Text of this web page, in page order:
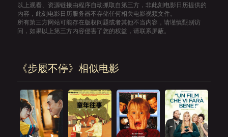
以上观看、资源链接由程序自动抓取自第三方，非此刻电影日历提供的
内容，此刻电影日历服务器不存储任何相关电影视频文件。
所有第三方网站可能存在版权问题或者其他不当内容，请谨慎甄别访
问，如果以上第三方内容侵害了您的权益，请联系屏蔽。
《步履不停》相似电影